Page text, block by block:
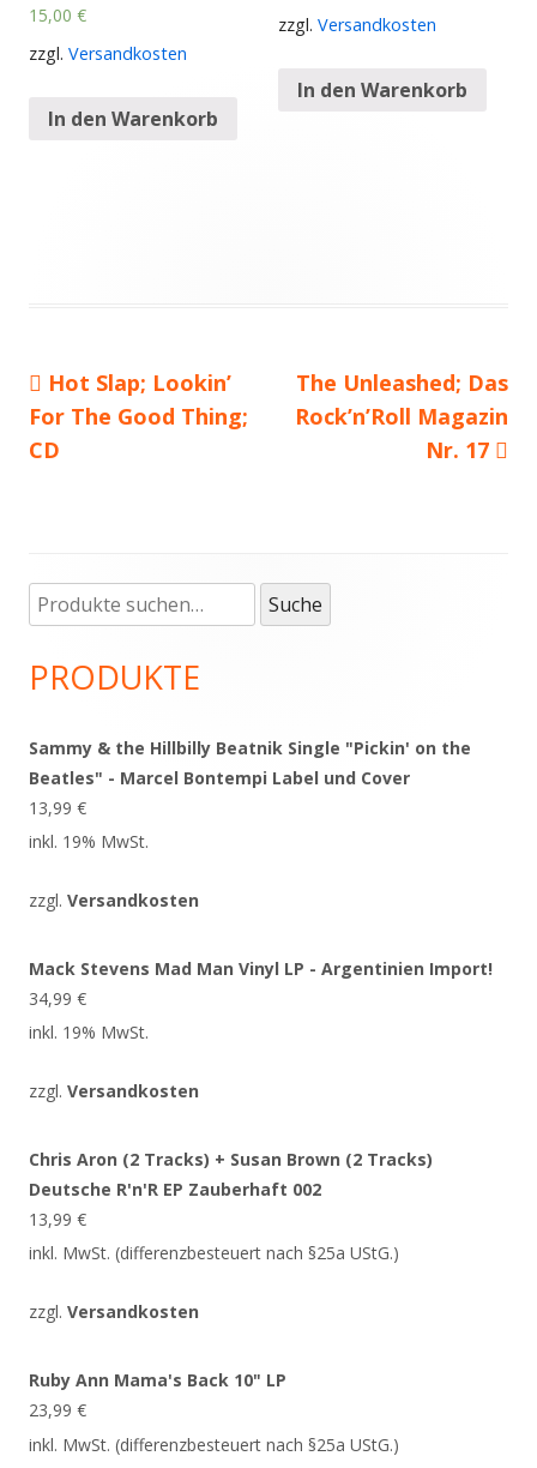
15,00 €
zzgl. Versandkosten
In den Warenkorb
zzgl. Versandkosten
In den Warenkorb
Beitragsnavigation
Vorheriger
Beitrag:
Hot Slap; Lookin’
For The Good Thing;
CD
Nächster
Beitrag
The Unleashed; Das
Rock’n’Roll Magazin
Nr. 17
Haupt-
Seitenleiste
Suche
nach:
Suche
PRODUKTE
Sammy & the Hillbilly Beatnik Single "Pickin' on the
Beatles" - Marcel Bontempi Label und Cover
13,99 €
inkl. 19% MwSt.
zzgl. Versandkosten
Mack Stevens Mad Man Vinyl LP - Argentinien Import!
34,99 €
inkl. 19% MwSt.
zzgl. Versandkosten
Chris Aron (2 Tracks) + Susan Brown (2 Tracks)
Deutsche R'n'R EP Zauberhaft 002
13,99 €
inkl. MwSt. (differenzbesteuert nach §25a UStG.)
zzgl. Versandkosten
Ruby Ann Mama's Back 10" LP
23,99 €
inkl. MwSt. (differenzbesteuert nach §25a UStG.)